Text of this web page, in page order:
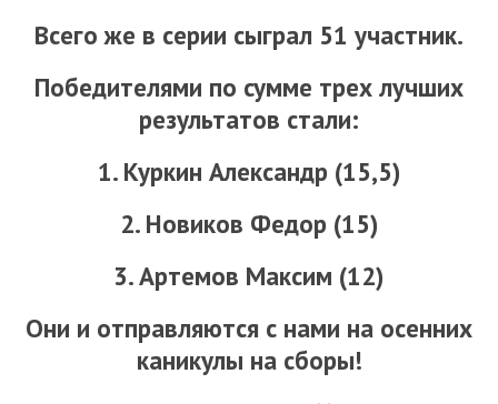
Всего же в серии сыграл 51 участник.
Победителями по сумме трех лучших
результатов стали:
1. Куркин Александр (15,5)
2. Новиков Федор (15)
3. Артемов Максим (12)
Они и отправляются с нами на осенних
каникулы на сборы!